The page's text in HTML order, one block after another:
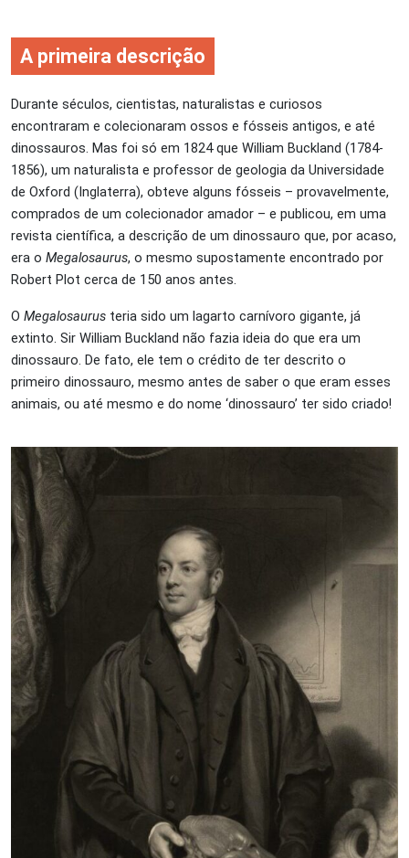
A primeira descrição
Durante séculos, cientistas, naturalistas e curiosos
encontraram e colecionaram ossos e fósseis antigos, e até
dinossauros. Mas foi só em 1824 que William Buckland (1784-
1856), um naturalista e professor de geologia da Universidade
de Oxford (Inglaterra), obteve alguns fósseis – provavelmente,
comprados de um colecionador amador – e publicou, em uma
revista científica, a descrição de um dinossauro que, por acaso,
era o Megalosaurus, o mesmo supostamente encontrado por
Robert Plot cerca de 150 anos antes.
O Megalosaurus teria sido um lagarto carnívoro gigante, já
extinto. Sir William Buckland não fazia ideia do que era um
dinossauro. De fato, ele tem o crédito de ter descrito o
primeiro dinossauro, mesmo antes de saber o que eram esses
animais, ou até mesmo e do nome ‘dinossauro’ ter sido criado!